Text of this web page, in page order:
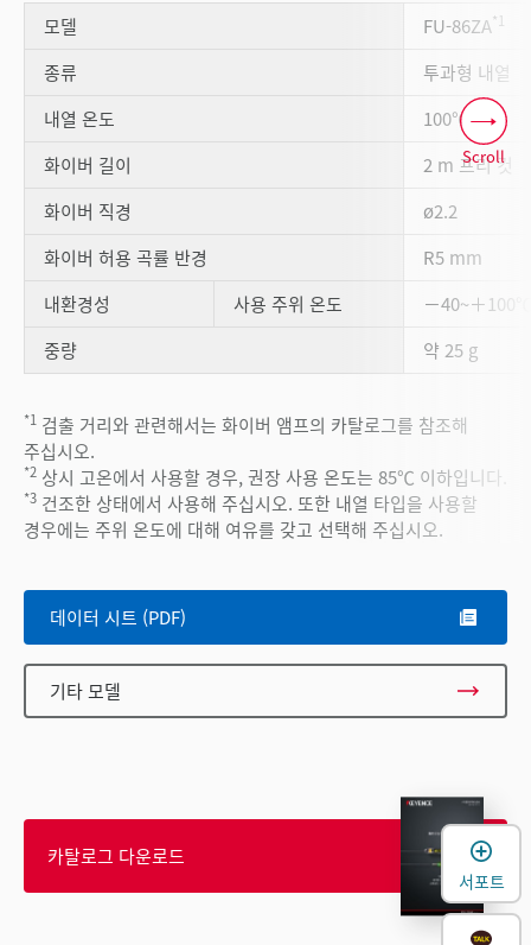
모델 FU-86ZA*1
종류
투과형 내열
내열 온도
100℃ *3
화이버 길이
2 m 프리 컷
화이버 직경
ø2.2
화이버 허용 곡률 반경
R5 mm
내환경성
사용 주위 온도
－40~＋
중량
약 25 g
*1 검출 거리와 관련해서는 화이버 앰프의 카탈로그를 참조해
주십시오.
*2 상시 고온에서 사용할 경우, 권장 사용 온도는 85℃ 이하입니다.
*3 건조한 상태에서 사용해 주십시오. 또한 내열 타입을 사용할
경우에는 주위 온도에 대해 여유를 갖고 선택해 주십시오.
Scroll
데이터 시트 (PDF)
기타 모델
카탈로그 다운로드
서포트